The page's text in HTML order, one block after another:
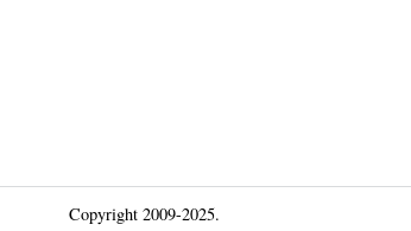
Copyright 2009-2025.